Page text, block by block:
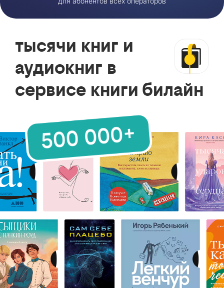
тысячи книг и
аудиокниг в
сервисе книги билайн